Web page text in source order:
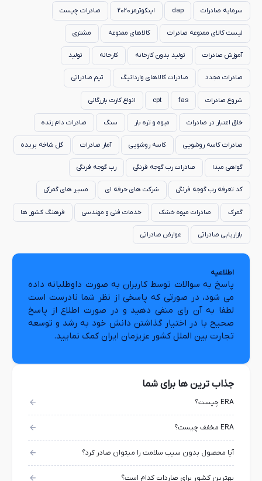
سرمایه صادرات dap اینکوترمز2020 صادرات چیست
لیست کالای ممنوعه صادرات کالاهای ممنوعه مشتری
آموزش صادرات تولید بدون کارخانه کارخانه تولید
صادرات مجدد صادرات کالاهای وارداتیگ تیم صادراتی
شروع صادرات fas
cpt انواع کارت بازرگانی
خلق اعتبار در صادرات میوه و تره بار سنگ صادرات دام زنده
صادرات کاسه روشویی کاسه روشویی آمار صادرات گل شاخه بریده
گواهی مبدا صادرات رب گوجه فرنگی رب گوجه فرنگی
کد تعرفه رب گوجه فرنگی شرکت های حرفه ای مسیر های گمرکی
گمرک صادرات میوه خشک خدمات فنی و مهندسی فرهنگ کشور ها
بازاریابی صادراتی عوارض صادراتی
اطلاعیه
پاسخ به سوالات توسط کاربران به صورت داوطلبانه داده
می شود، در صورتی که پاسخی از نظر شما نادرست است
لطفا به آن رای منفی دهید و در صورت اطلاع از پاسخ
صحیح با در اختیار گذاشتن دانش خود به رشد و توسعه
تجارت بین الملل کشور عزیزمان ایران کمک نمایید.
جذاب ترین ها برای شما
ERA چیست؟
ERA مخفف چیست؟
آیا محصول بدون سیب سلامت را میتوان صادر کرد؟
بهترین کشور برای صاردات کدام است؟